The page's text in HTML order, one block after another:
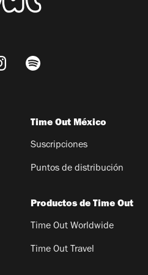
Time Out México
Suscripciones
Puntos de distribución
Productos de Time Out
Time Out Worldwide
Time Out Travel